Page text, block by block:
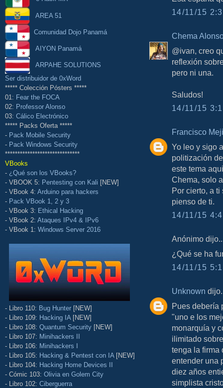
AREA 51
Comunidad Dojo Panamá
AIYON Panamá
ARPAHE SOLUTIONS
Ser distribuidor de 0xWord
***** Colección Pósters *****
01: Fear the FOCA
02: Professor Alonso
03: Cálico Electrónico
***** Packs Oferta *****
- Pack Mobile Security
- Pack Windows Security
******************************
VBooks
- ¿Qué son los VBooks?
- VBOOK 5: Pentesting con Kali [NEW]
- VBook 4: Arduino para hackers
- Pack VBook 1, 2 y 3
- VBook 3: Ethical Hacking
- VBook 2: Ataques IPv4 & IPv6
- VBook 1: Windows Server 2016
- Libro 110: Bug Hunter [NEW]
- Libro 109: Hacking IA [NEW]
- Libro 108: Quantum Security [NEW]
- Libro 107: Minihackers II
- Libro 106: Minihackers I
- Libro 105: Hacking & Pentest con IA [NEW]
- Libro 104: Hacking Home Devices II
- Cómic 103: Olivia en Golem City
- Libro 102: Ciberguerra
14/11/15
Chema
@ivan, creo
reflexión
pero ni una.
Saludos!
14/11/15
Francisco
Yo leo y sigo
politización
este tema
Chema, solo
Por cierto, a
pienso de ti.
14/11/15
Anónimo
¿Qué se ha
14/11/15
Unknown
Pues debería
"uno e los
monarquía y
ilimitado
tenga la firma
entender una
diez años
simplista